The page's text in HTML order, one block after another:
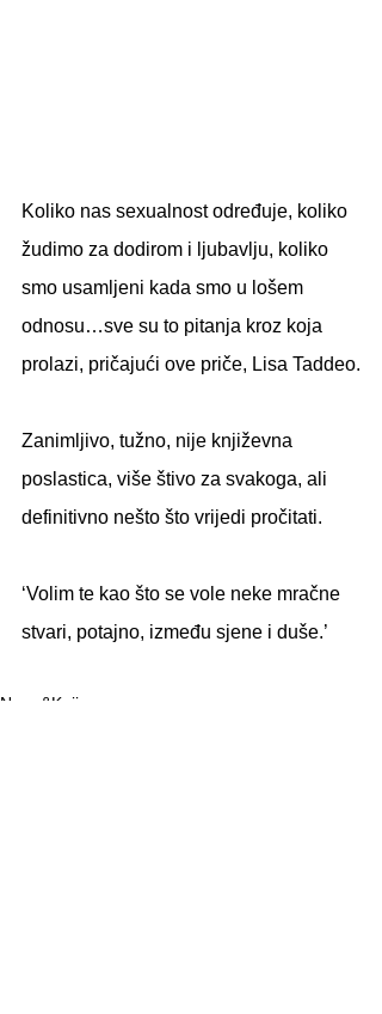
Koliko nas sexualnost određuje, koliko
žudimo za dodirom i ljubavlju, koliko
smo usamljeni kada smo u lošem
odnosu…sve su to pitanja kroz koja
prolazi, pričajući ove priče, Lisa Taddeo.
Zanimljivo, tužno, nije književna
poslastica, više štivo za svakoga, ali
definitivno nešto što vrijedi pročitati.
‘Volim te kao što se vole neke mračne
stvari, potajno, između sjene i duše.’
Nana&Knjiga